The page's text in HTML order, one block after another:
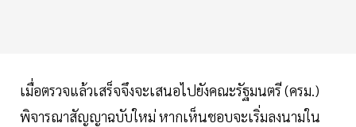
เมื่อตรวจแล้วเสร็จจึงจะเสนอไปยังคณะรัฐมนตรี (ครม.)
พิจารณาสัญญาฉบับใหม่ หากเห็นชอบจะเริ่มลงนามใน